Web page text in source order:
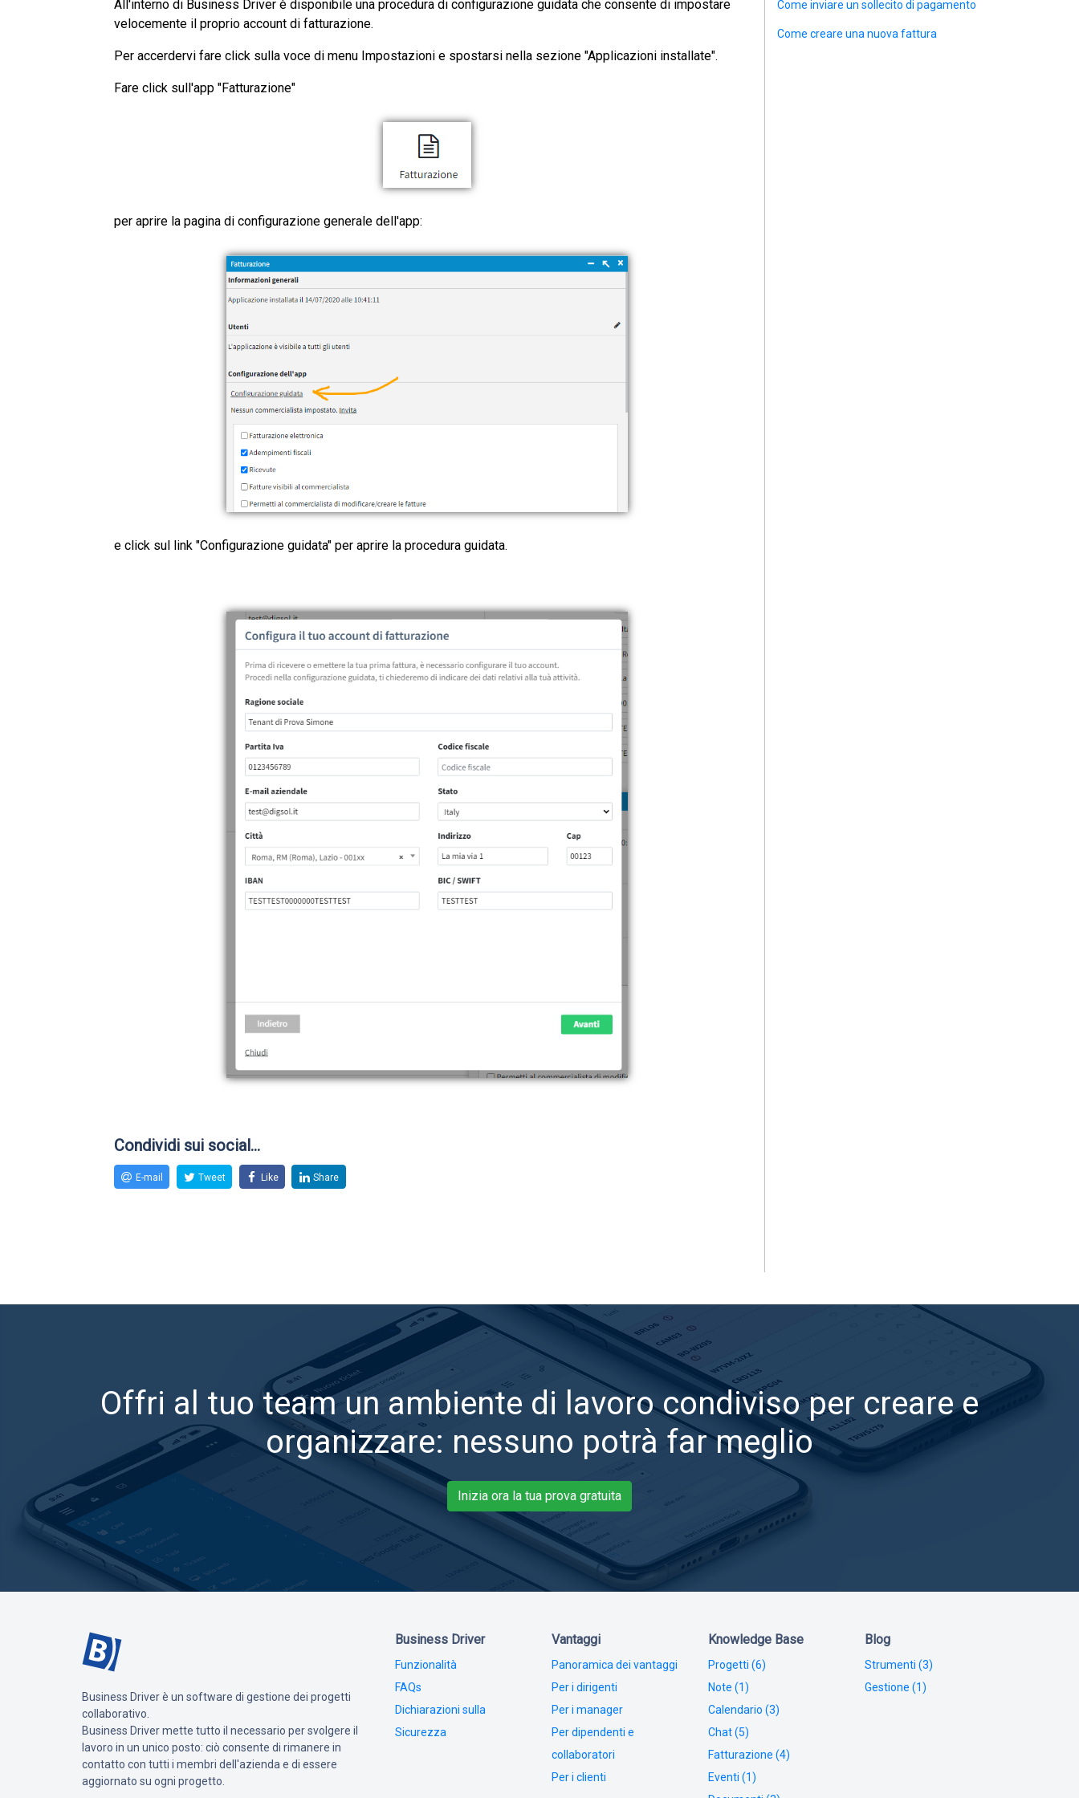
Ticketing
assistenza coinvolgendo
pagamenti dei tuoi soci evitando
All'interno di Business Driver è disponibile una procedura di configurazione guidata che consente di impostare
velocemente il proprio account di fatturazione.
Per accerdervi fare click sulla voce di menu Impostazioni e spostarsi nella sezione "Applicazioni installate".
Fare click sull'app "Fatturazione"
per aprire la pagina di configurazione generale dell'app:
e click sul link "Configurazione guidata" per aprire la procedura guidata.
Condividi sui social...
E-mail Tweet Like Share
Come inviare un sollecito di pagamento
Come creare una nuova fattura
Offri al tuo team un ambiente di lavoro condiviso per creare e
organizzare: nessuno potrà far meglio
Inizia ora la tua prova gratuita
Business Driver è un software di gestione dei progetti
collaborativo.
Business Driver mette tutto il necessario per svolgere il
lavoro in un unico posto: ciò consente di rimanere in
contatto con tutti i membri dell'azienda e di essere
aggiornato su ogni progetto.
Business Driver
Funzionalità
FAQs
Dichiarazioni sulla
Sicurezza
Vantaggi
Panoramica dei vantaggi
Per i dirigenti
Per i manager
Per dipendenti e
collaboratori
Per i clienti
Knowledge Base
Progetti (6)
Note (1)
Calendario (3)
Chat (5)
Fatturazione (4)
Eventi (1)
Blog
Strumenti (3)
Gestione (1)